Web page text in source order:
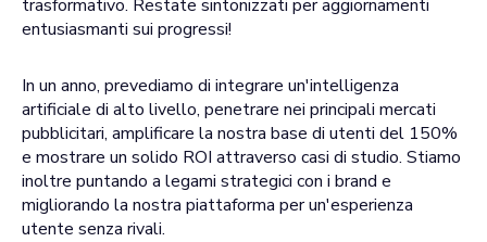
trasformativo. Restate sintonizzati per aggiornamenti
entusiasmanti sui progressi!
In un anno, prevediamo di integrare un'intelligenza
artificiale di alto livello, penetrare nei principali mercati
pubblicitari, amplificare la nostra base di utenti del 150%
e mostrare un solido ROI attraverso casi di studio. Stiamo
inoltre puntando a legami strategici con i brand e
migliorando la nostra piattaforma per un'esperienza
utente senza rivali.